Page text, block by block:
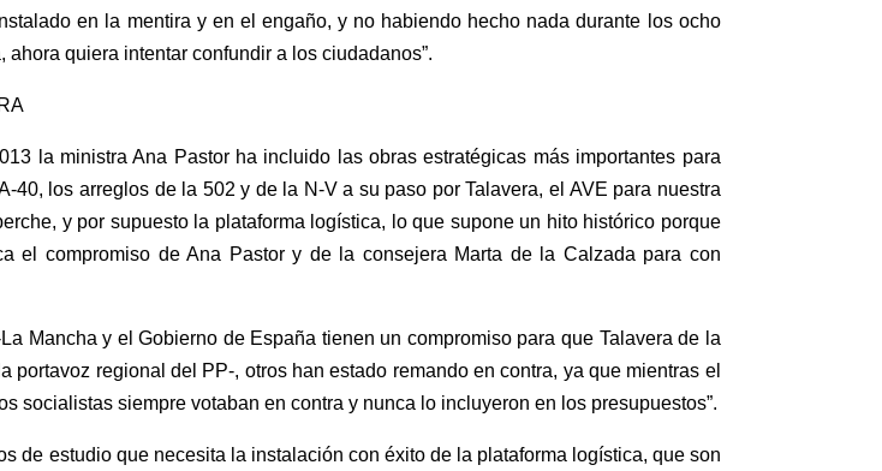
en la mentira y en el engaño, y no habiendo hecho nada durante los ocho
quiera intentar confundir a los ciudadanos”.
la ministra Ana Pastor ha incluido las obras estratégicas más importantes para
los arreglos de la 502 y de la N-V a su paso por Talavera, el AVE para nuestra
y por supuesto la plataforma logística, lo que supone un hito histórico porque
el compromiso de Ana Pastor y de la consejera Marta de la Calzada para con
Mancha y el Gobierno de España tienen un compromiso para que Talavera de la
regional del PP-, otros han estado remando en contra, ya que mientras el
socialistas siempre votaban en contra y nunca lo incluyeron en los presupuestos”.
de estudio que necesita la instalación con éxito de la plataforma logística, que son